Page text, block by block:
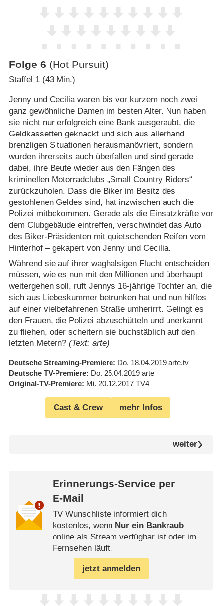
Folge 6 (Hot Pursuit)
Staffel 1 (43 Min.)
Jenny und Cecilia waren bis vor kurzem noch zwei
ganz gewöhnliche Damen im besten Alter. Nun haben
sie nicht nur erfolgreich eine Bank ausgeraubt, die
Geldkassetten geknackt und sich aus allerhand
brenzligen Situationen herausmanövriert, sondern
wurden ihrerseits auch überfallen und sind gerade
dabei, ihre Beute wieder aus den Fängen des
kriminellen Motorradclubs „Small Country Riders“
zurückzuholen. Dass die Biker im Besitz des
gestohlenen Geldes sind, hat inzwischen auch die
Polizei mitbekommen. Gerade als die Einsatzkräfte vor
dem Clubgebäude eintreffen, verschwindet das Auto
des Biker-Präsidenten mit quietschenden Reifen vom
Hinterhof – gekapert von Jenny und Cecilia.
Während sie auf ihrer waghalsigen Flucht entscheiden
müssen, wie es nun mit den Millionen und überhaupt
weitergehen soll, ruft Jennys 16-jährige Tochter an, die
sich aus Liebeskummer betrunken hat und nun hilflos
auf einer vielbefahrenen Straße umherirrt. Gelingt es
den Frauen, die Polizei abzuschütteln und unerkannt
zu fliehen, oder scheitern sie buchstäblich auf den
letzten Metern? (Text: arte)
Deutsche Streaming-Premiere Do. 18.04.2019 arte.tv
Deutsche TV-Premiere Do. 25.04.2019 arte
Original-TV-Premiere Mi. 20.12.2017 TV4
Cast & Crew mehr Infos
weiter
Erinnerungs-Service per
E-Mail
TV Wunschliste informiert dich
kostenlos, wenn Nur ein Bankraub
online als Stream verfügbar ist oder im
Fernsehen läuft.
jetzt anmelden